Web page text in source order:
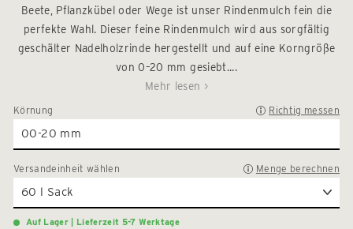
5
bewertet
zu
den
Beete, Pflanzkübel oder Wege ist unser Rindenmulch fein die
perfekte Wahl. Dieser feine Rindenmulch wird aus sorgfältig
geschälter Nadelholzrinde hergestellt und auf eine Korngröße
von 0–20 mm gesiebt....
Mehr lesen >
Körnung Richtig messen
Versandeinheitwählen Menge berechnen
Auf Lager | Lieferzeit 5-7 Werktage